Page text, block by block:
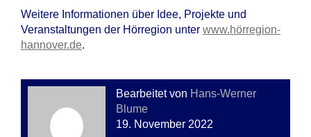
Weitere Informationen über Idee, Projekte und
Veranstaltungen der Hörregion unter www.hörregion-
hannover.de.
Bearbeitet von Hans-Werner
Blume
19. November 2022